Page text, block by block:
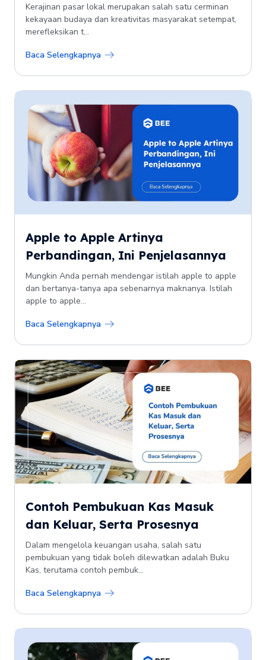
Kerajinan pasar lokal merupakan salah satu cerminan
kekayaan budaya dan kreativitas masyarakat setempat,
merefleksikan t...
Baca Selengkapnya
Apple to Apple Artinya
Perbandingan, Ini Penjelasannya
Mungkin Anda pernah mendengar istilah apple to apple
dan bertanya-tanya apa sebenarnya maknanya. Istilah
apple to apple...
Baca Selengkapnya
Contoh Pembukuan Kas Masuk
dan Keluar, Serta Prosesnya
Dalam mengelola keuangan usaha, salah satu
pembukuan yang tidak boleh dilewatkan adalah Buku
Kas, terutama contoh pembuk...
Baca Selengkapnya